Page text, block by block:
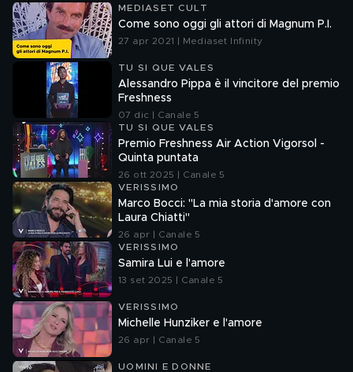
MEDIASET CULT
Come sono oggi gli attori di Magnum P.I.
27 apr 2021 | Mediaset Infinity
TU SI QUE VALES
Alessandro Pippa è il vincitore del premio
Freshness
07 dic | Canale 5
TU SI QUE VALES
Premio Freshness Air Action Vigorsol -
Quinta puntata
26 ott 2025 | Canale 5
VERISSIMO
Marco Bocci: "La mia storia d'amore con
Laura Chiatti"
26 apr | Canale 5
VERISSIMO
Samira Lui e l'amore
13 set 2025 | Canale 5
VERISSIMO
Michelle Hunziker e l'amore
26 apr | Canale 5
UOMINI E DONNE